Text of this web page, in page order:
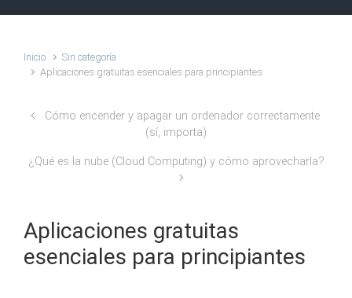
Inicio
Sin categoría
Aplicaciones gratuitas esenciales para principiantes
Cómo encender y apagar un ordenador correctamente
(sí, importa)
¿Qué es la nube (Cloud Computing) y cómo aprovecharla?
Aplicaciones gratuitas
esenciales para principiantes